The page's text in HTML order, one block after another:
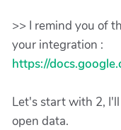
>> I remind you of
your integration :
https://
Let's start with 2,
open data.